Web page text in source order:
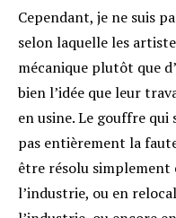
Cependant, je ne suis
selon laquelle les
mécanique plutôt que
bien l’idée que leur
en usine. Le gouffre qui
pas entièrement la
être résolu
l’industrie, ou en